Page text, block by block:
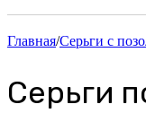
Главная/Серьги с
Серьги